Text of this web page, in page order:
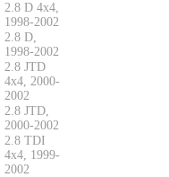
2.8 D 4x4,
1998-2002
2.8 D,
1998-2002
2.8 JTD
4x4, 2000-
2002
2.8 JTD,
2000-2002
2.8 TDI
4x4, 1999-
2002